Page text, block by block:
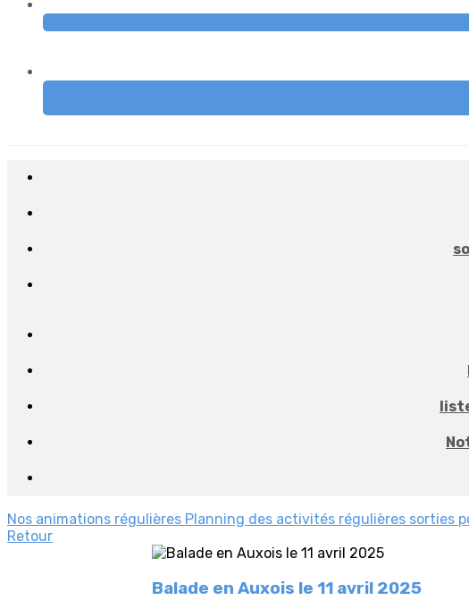
Nos animations régulières Planning des activités régulières sorties
Retour
Balade en Auxois le 11 avril 2025